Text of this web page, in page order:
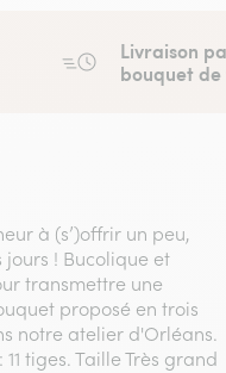
Livraison
bouquet
à (s’)offrir un peu,
! Bucolique et
transmettre une
proposé en trois
notre atelier d'Orléans.
tiges. Taille Très grand